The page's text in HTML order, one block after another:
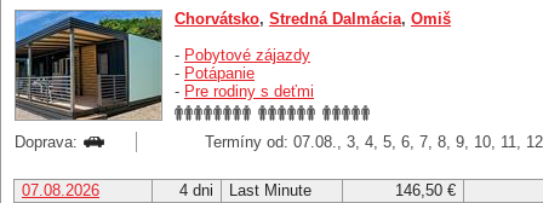
Chorvátsko, Stredná Dalmácia, Omiš
- Pobytové zájazdy
- Potápanie
- Pre rodiny s deťmi
Doprava: Termíny od: 07.08., 3, 4, 5, 6, 7, 8, 9, 10, 11,
07.08.2026 4 dni Last Minute
146,50 €